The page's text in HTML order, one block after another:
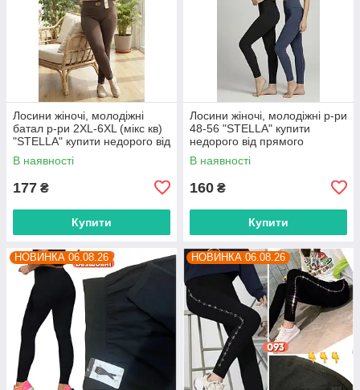
Лосини жіночі, молодіжні
батал р-ри 2XL-6XL (мікс кв)
"STELLA" купити недорого від
прямого постачальника
В наявності
177 ₴
Купити
Лосини жіночі, молодіжні р-ри
48-56 "STELLA" купити
недорого від прямого
постачальника
В наявності
160 ₴
Купити
НОВИНКА 06.08.26 НОВИНКА 06.08.26